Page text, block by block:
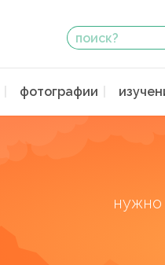
фотографии
нужно